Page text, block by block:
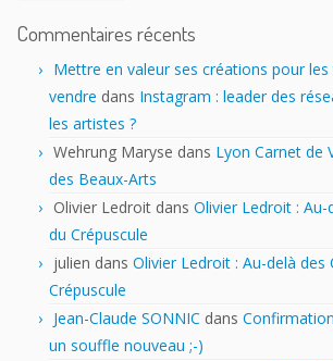
Commentaires récents
Mettre en valeur ses créations pour
vendre dans Instagram : leader des
les artistes ?
Wehrung Maryse dans Lyon Carnet de
des Beaux-Arts
Olivier Ledroit dans Olivier Ledroit :
du Crépuscule
julien dans Olivier Ledroit : Au-delà des
Crépuscule
Jean-Claude SONNIC dans
un souffle nouveau ;-)